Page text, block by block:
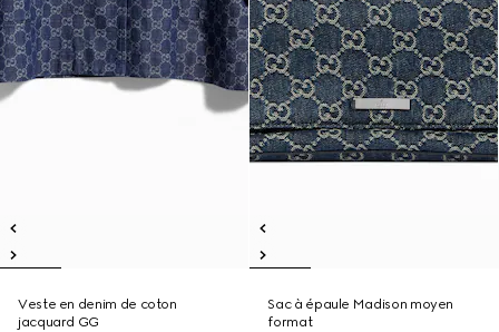
Veste en denim de coton
jacquard GG
Sac à épaule Madison moyen
format